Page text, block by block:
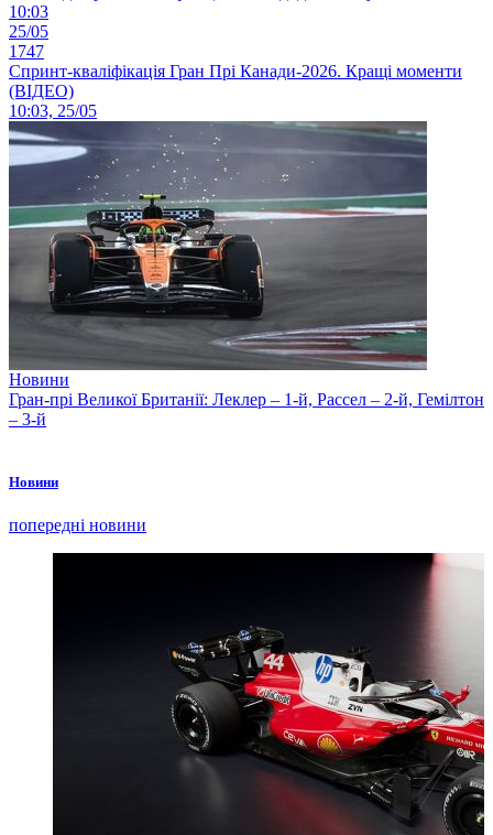
10:03
25/05
1747
Спринт-кваліфікація Гран Прі Канади-2026. Кращі моменти
(ВІДЕО)
10:03, 25/05
Новини
Гран-прі Великої Британії: Леклер – 1-й, Рассел – 2-й, Гемілтон
– 3-й
Новини
попередні новини